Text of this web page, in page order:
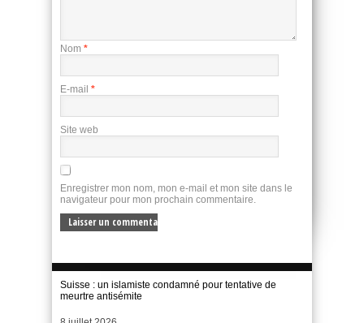
Nom *
E-mail *
Site web
Enregistrer mon nom, mon e-mail et mon site dans le
navigateur pour mon prochain commentaire.
Suisse : un islamiste condamné pour tentative de
meurtre antisémite